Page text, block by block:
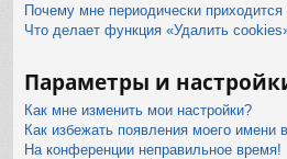
Почему мне периодически
Что делает функция «Удалить
Параметры и
Как мне изменить мои настройки?
Как избежать появления моего имени
На конференции неправильное время!